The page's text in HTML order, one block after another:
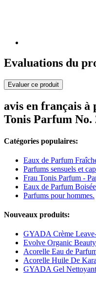
Evaluations du
Evaluer ce produit
avis en français
Tonis Parfum
Catégories populaires:
Eaux de Parfum
Parfums sensuels et
Frau Tonis Parfum -
Eaux de Parfum
Parfums pour hommes.
Nouveaux produits:
GYADA Crème
Evolve Organic
Acorelle Eau de
Acorelle Huile De
GYADA Gel Nettoyant